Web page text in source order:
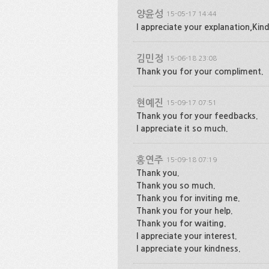
양윤성 15-05-17 14:44
I appreciate your
김민정 15-06-18 23:08
Thank you for your compliment.
현예진 15-09-17 07:51
Thank you for your feedbacks.
I appreciate it so much.
홍연주 15-09-18 07:19
Thank you.
Thank you so much.
Thank you for inviting me.
Thank you for your help.
Thank you for waiting.
I appreciate your interest.
I appreciate your kindness.